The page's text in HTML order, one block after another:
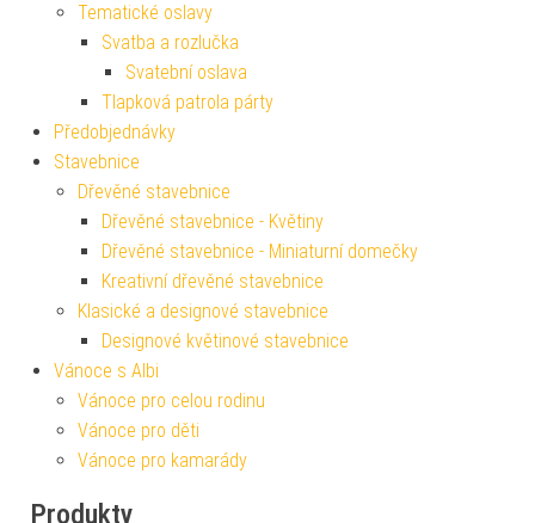
Tematické oslavy
Svatba a rozlučka
Svatební oslava
Tlapková patrola párty
Předobjednávky
Stavebnice
Dřevěné stavebnice
Dřevěné stavebnice - Květiny
Dřevěné stavebnice - Miniaturní domečky
Kreativní dřevěné stavebnice
Klasické a designové stavebnice
Designové květinové stavebnice
Vánoce s Albi
Vánoce pro celou rodinu
Vánoce pro děti
Vánoce pro kamarády
Produkty